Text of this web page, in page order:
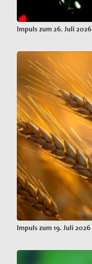
Impuls zum 26. Juli 2026
Impuls zum 19. Juli 2026